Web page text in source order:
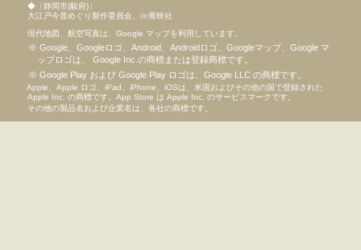
◆〔静岡市(駿府)〕
大江戸今昔めぐり製作委員会、㈲菁映社
現代地図、航空写真は、Google マップを利用しています。
Google、Googleロゴ、Android、Androidロゴ、Googleマップ、Google マ
ップロゴは、 Google Inc.の商標または登録商標です。
Google Play および Google Play ロゴは、Google LLC の商標です。
Apple、Apple ロゴ、iPad、iPhone、iOSは、米国およびその他の国で登録された
Apple Inc. の商標です。App Store は Apple Inc. のサービスマークです。
その他の製品名および企業名は、各社の商標です。